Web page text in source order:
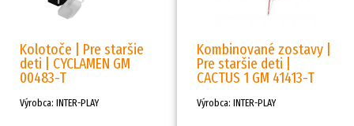
Kolotoče | Pre staršie
deti | CYCLAMEN GM
00483-T
Výrobca: INTER-PLAY
Kombinované zostavy |
Pre staršie deti |
CACTUS 1 GM 41413-T
Výrobca: INTER-PLAY